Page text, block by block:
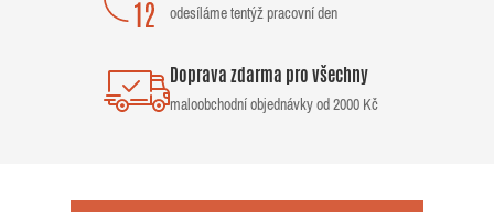
odesíláme tentýž pracovní den
Doprava zdarma pro všechny
maloobchodní objednávky od 2000 Kč